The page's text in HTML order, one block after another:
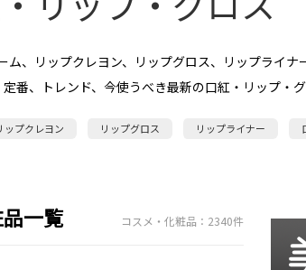
ム、リップクレヨン、リップグロス、リップライ
番、トレンド、今使うべき最新の口紅・リップ・グ
ップクレヨン リップグロス リップライナー
一覧 コスメ・化粧品：2340件